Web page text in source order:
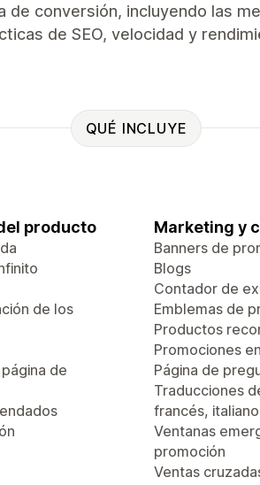
de conversión, incluyendo las
de SEO, velocidad y
QUÉ INCLUYE
producto
de los
de
Marketing y
Banners de
Blogs
Contador de
Emblemas de
Productos
Promociones
Página de
Traducciones
francés,
Ventanas
promoción
Ventas